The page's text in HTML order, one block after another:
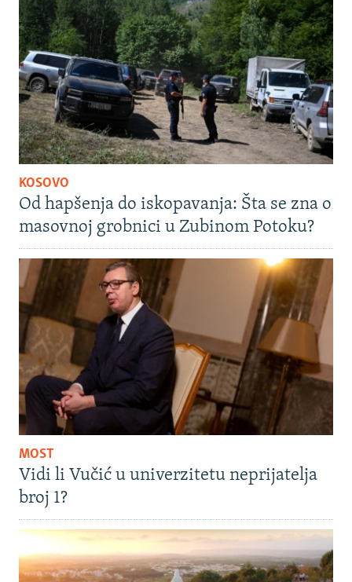
KOSOVO
Od hapšenja do iskopavanja: Šta se zna o
masovnoj grobnici u Zubinom Potoku?
MOST
Vidi li Vučić u univerzitetu neprijatelja
broj 1?